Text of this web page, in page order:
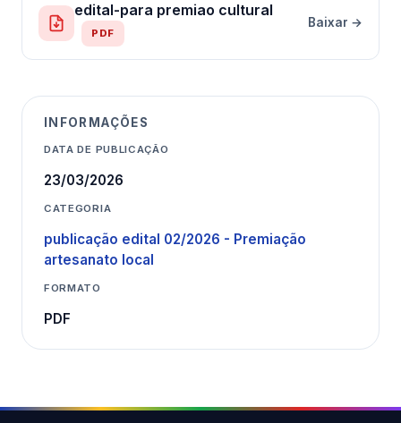
edital-para premiao cultural
PDF
Baixar →
INFORMAÇÕES
DATA DE PUBLICAÇÃO
23/03/2026
CATEGORIA
publicação edital 02/2026 - Premiação
artesanato local
FORMATO
PDF